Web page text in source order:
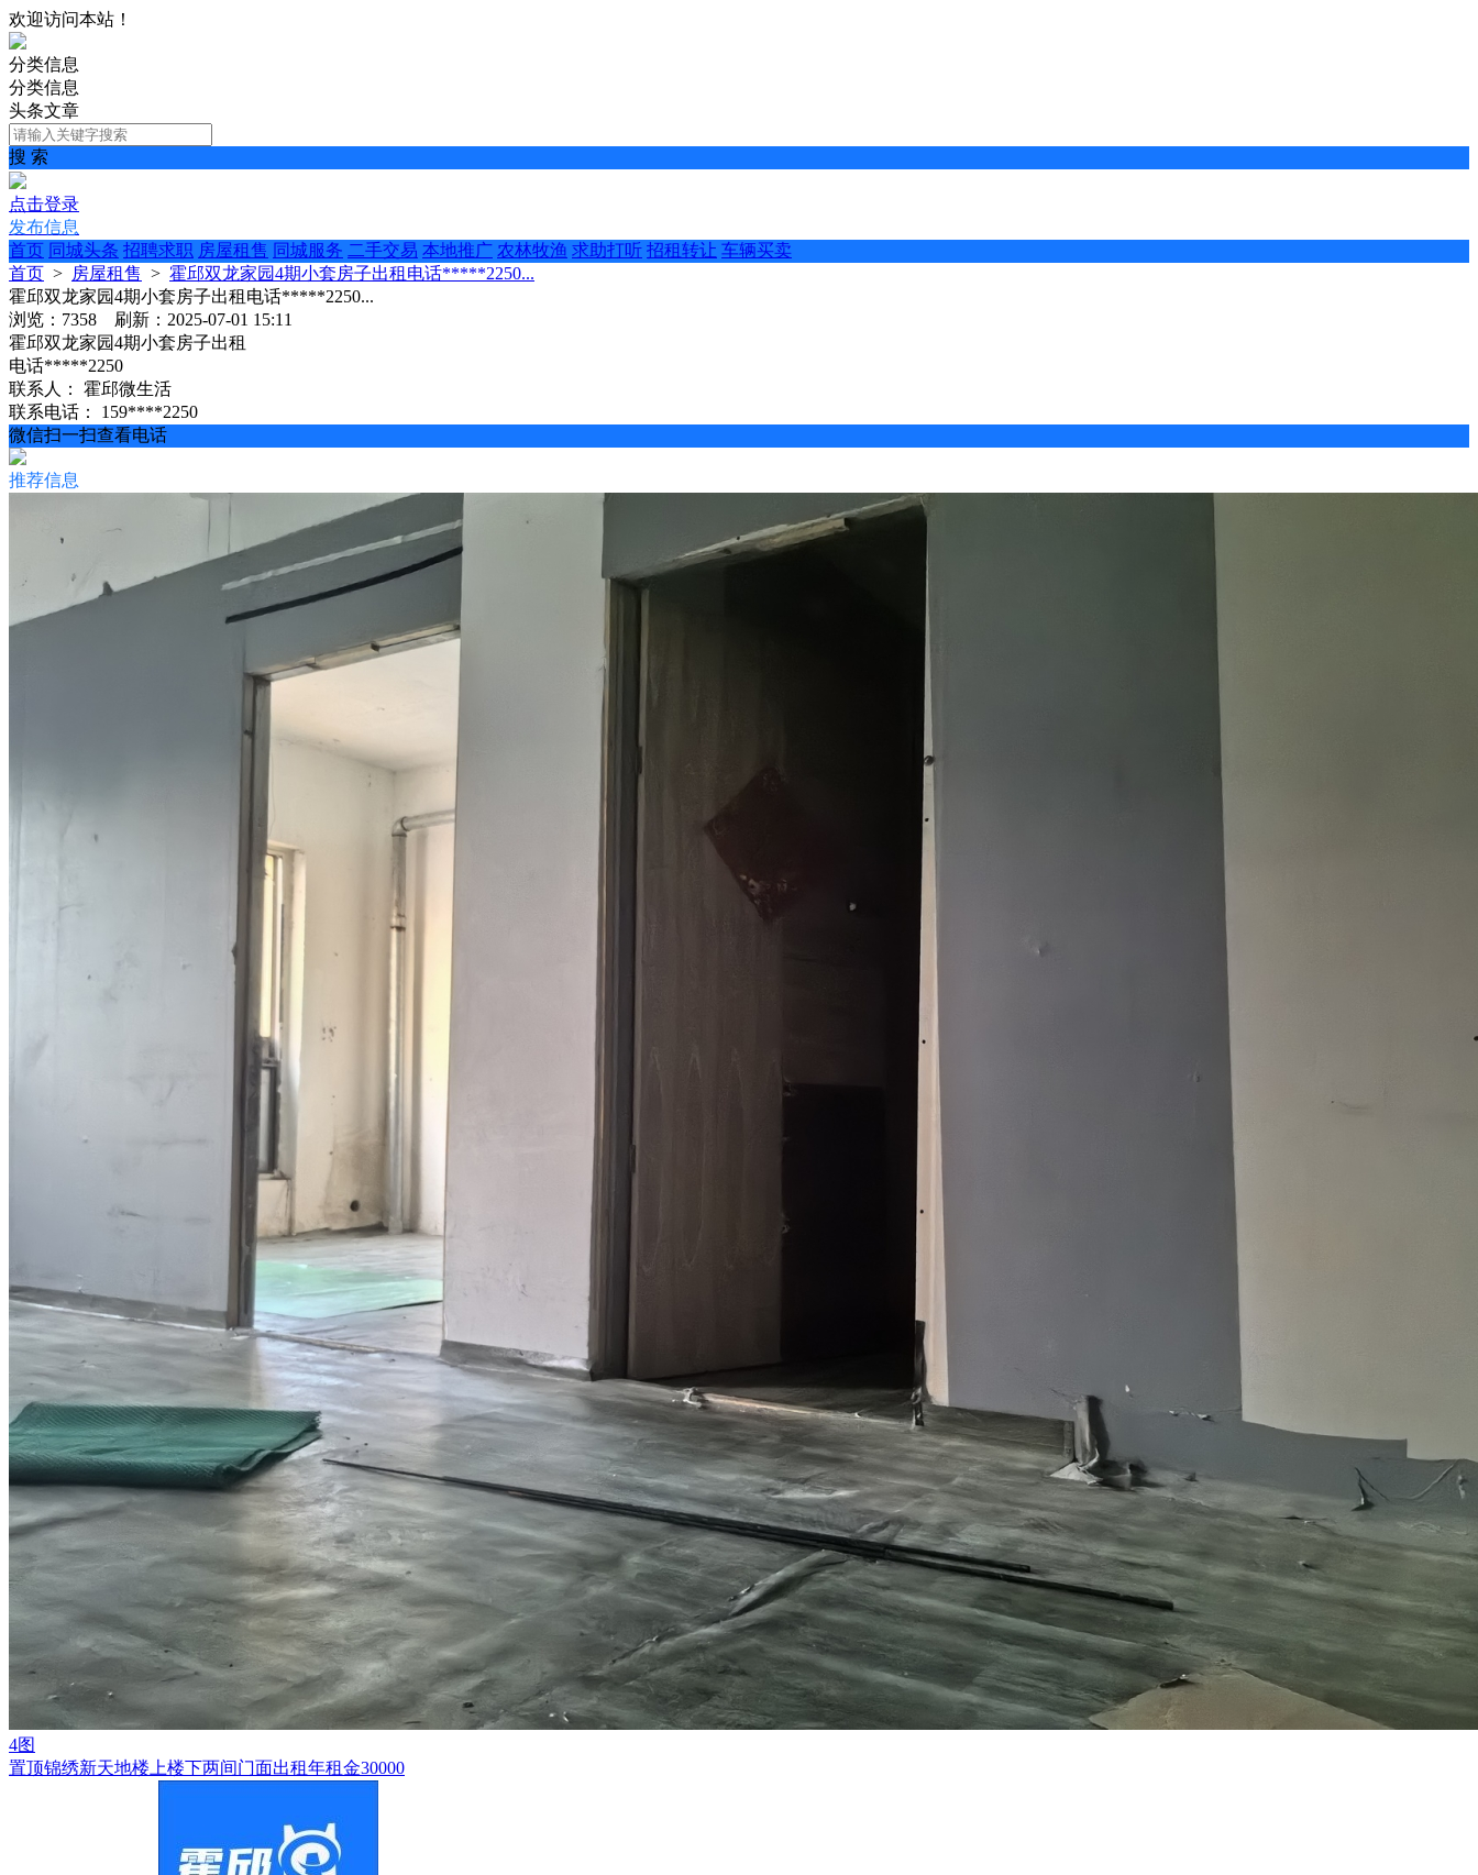
欢迎访问本站！
分类信息
分类信息
头条文章
搜 索
点击登录
发布信息
首页 同城头条 招聘求职 房屋租售 同城服务 二手交易 本地推广 农林牧渔 求助打听 招租转让 车辆买卖
首页 > 房屋租售 > 霍邱双龙家园4期小套房子出租电话*****2250...
霍邱双龙家园4期小套房子出租电话*****2250...
浏览：7358 刷新：2025-07-01 15:11
霍邱双龙家园4期小套房子出租
电话*****2250
联系人：
霍邱微生活
联系电话：
159****2250
微信扫一扫查看电话
推荐信息
4图
置顶锦绣新天地楼上楼下两间门面出租年租金30000